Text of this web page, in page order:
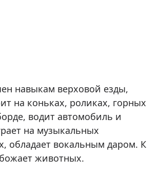
навыкам верховой езды,
на коньках, роликах, горных
водит автомобиль и
на музыкальных
обладает вокальным даром. К
животных.